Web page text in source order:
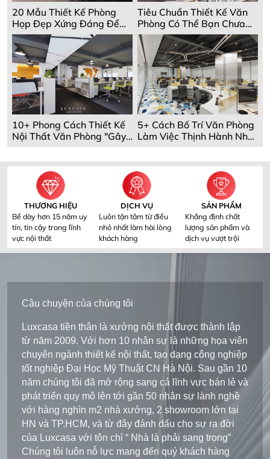
20 Mẫu Thiết Kế Phòng
Họp Đẹp Xứng Đáng Để
Đầu Tư
Tiêu Chuẩn Thiết Kế Văn
Phòng Có Thể Bạn Chưa
Biết
10+ Phong Cách Thiết Kế
Nội Thất Văn Phòng "Gây
Bão" 2024
5+ Cách Bố Trí Văn Phòng
Làm Việc Thịnh Hành Nhất
2024
THƯƠNG HIỆU
Bề dày hơn 15 năm uy
tín, tin cậy trong lĩnh
vực nội thất
DỊCH VỤ
Luôn tận tâm từ điều
nhỏ nhất làm hài lòng
khách hàng
SẢN PHẨM
Khẳng định chất
lượng sản phẩm và
dịch vụ vượt trội
Câu chuyện của chúng tôi
Luxcasa tiền thân là xưởng nội thất được thành lập
từ năm 2009. Với hơn 10 nhân sự là những họa viên
chuyên ngành thiết kế nội thất, tạo dạng công nghiệp
tốt nghiệp Đại Học Mỹ Thuật CN Hà Nội. Sau gần 10
năm chúng tôi đã mở rộng sang cả lĩnh vực bán lẻ và
phát triển quy mô lên tới gần 50 nhân sự lành nghề
với hàng nghìn m2 nhà xưởng, 2 showroom lớn tại
HN và TP.HCM, và từ đây đánh dấu cho sự ra đời
của Luxcasa với tôn chỉ “ Nhà là phải sang trọng”
Chúng tôi luôn nỗ lực mang đến quý khách hàng